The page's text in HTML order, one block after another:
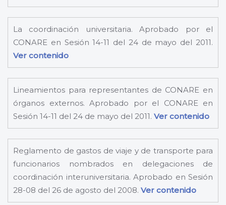
La coordinación universitaria. Aprobado por el
CONARE en Sesión 14-11 del 24 de mayo del 2011.
Ver contenido
Lineamientos para representantes de CONARE en
órganos externos. Aprobado por el CONARE en
Sesión 14-11 del 24 de mayo del 2011. Ver contenido
Reglamento de gastos de viaje y de transporte para
funcionarios nombrados en delegaciones de
coordinación interuniversitaria. Aprobado en Sesión
28-08 del 26 de agosto del 2008. Ver contenido